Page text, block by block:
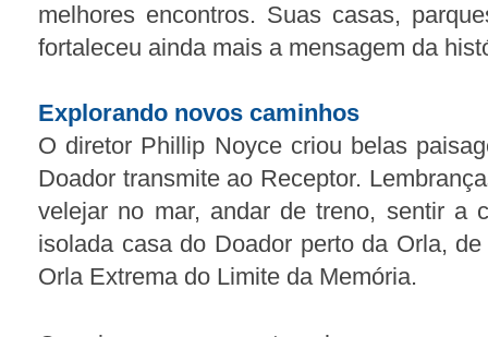
melhores encontros. Suas casas,
fortaleceu ainda mais a mensagem da
Explorando novos caminhos
O diretor Phillip Noyce criou belas
Doador transmite ao Receptor.
velejar no mar, andar de treno, sentir a
isolada casa do Doador perto da Orla,
Orla Extrema do Limite da Memória.